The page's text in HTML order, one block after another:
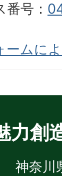
号：
ームに
力創
神奈川